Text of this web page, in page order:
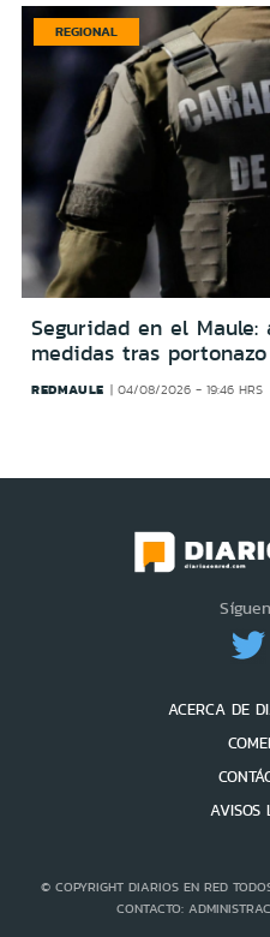
REGIONAL
Seguridad en el
medidas tras
REDMAULE 04/08/2026 - 19:46 HRS
ACERCA DE
AVISOS
© COPYRIGHT DIARIOS EN RED
CONTACTO: